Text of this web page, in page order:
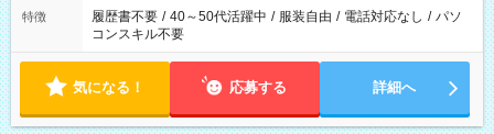
特徴 履歴書不要 / 40～50代活躍中 / 服装自由 / 電話対応なし / パソ
コンスキル不要
気になる！ 応募する 詳細へ